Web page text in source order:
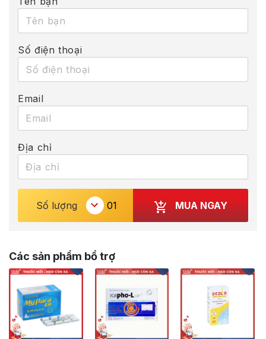
Số điện thoại
Email
Địa chỉ
Số lượng MUA NGAY
Các sản phẩm bổ trợ